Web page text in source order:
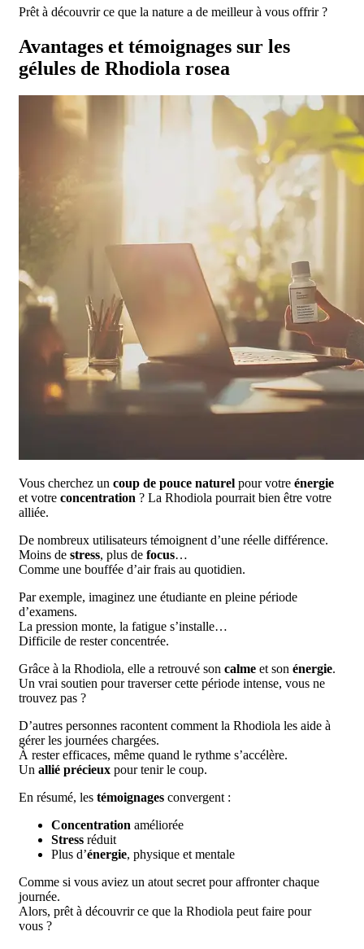
Prêt à découvrir ce que la nature a de meilleur à vous offrir ?
Avantages et témoignages sur les
gélules de Rhodiola rosea
Vous cherchez un coup de pouce naturel pour votre énergie
et votre concentration ? La Rhodiola pourrait bien être votre
alliée.
De nombreux utilisateurs témoignent d’une réelle différence.
Moins de stress, plus de focus…
Comme une bouffée d’air frais au quotidien.
Par exemple, imaginez une étudiante en pleine période
d’examens.
La pression monte, la fatigue s’installe…
Difficile de rester concentrée.
Grâce à la Rhodiola, elle a retrouvé son calme et son énergie.
Un vrai soutien pour traverser cette période intense, vous ne
trouvez pas ?
D’autres personnes racontent comment la Rhodiola les aide à
gérer les journées chargées.
À rester efficaces, même quand le rythme s’accélère.
Un allié précieux pour tenir le coup.
En résumé, les témoignages convergent :
Concentration améliorée
Stress réduit
Plus d’énergie, physique et mentale
Comme si vous aviez un atout secret pour affronter chaque
journée.
Alors, prêt à découvrir ce que la Rhodiola peut faire pour
vous ?